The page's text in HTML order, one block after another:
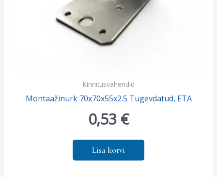
Kinnitusvahendid
Montaažinurk 70x70x55x2.5 Tugevdatud, ETA
0,53 €
Lisa korvi